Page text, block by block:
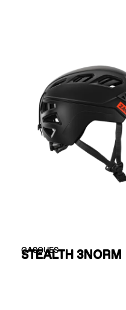
CASQUES
STEALTH 3NORM